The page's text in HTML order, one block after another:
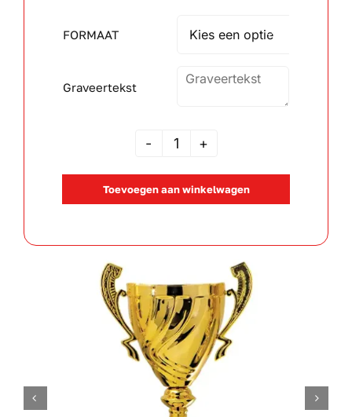
Gepersonaliseerde artikelen
FORMAAT 
Graveertekst
JSAK
105710
aantal
Toevoegen aan winkelwagen